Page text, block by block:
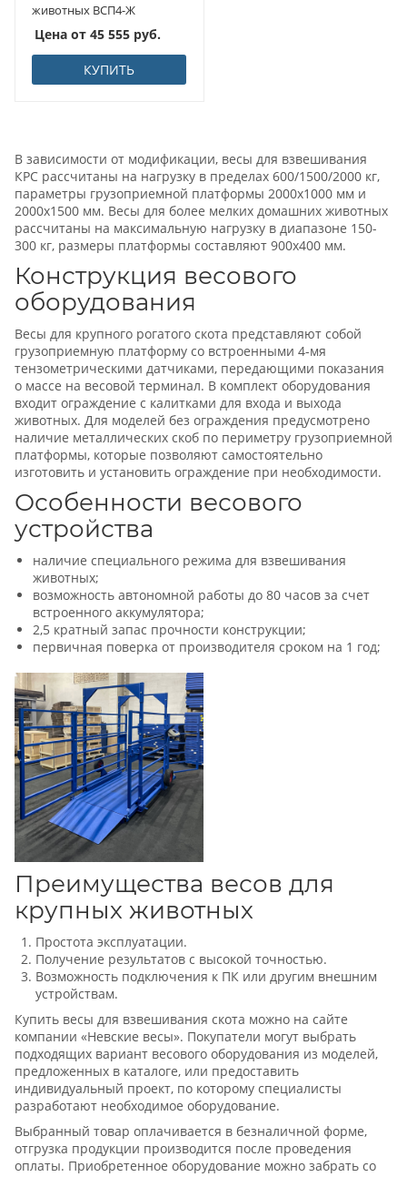
животных ВСП4-Ж
Цена от 45 555 руб.
КУПИТЬ
В зависимости от модификации, весы для взвешивания
КРС рассчитаны на нагрузку в пределах 600/1500/2000 кг,
параметры грузоприемной платформы 2000х1000 мм и
2000х1500 мм. Весы для более мелких домашних животных
рассчитаны на максимальную нагрузку в диапазоне 150-
300 кг, размеры платформы составляют 900х400 мм.
Конструкция весового
оборудования
Весы для крупного рогатого скота представляют собой
грузоприемную платформу со встроенными 4-мя
тензометрическими датчиками, передающими показания
о массе на весовой терминал. В комплект оборудования
входит ограждение с калитками для входа и выхода
животных. Для моделей без ограждения предусмотрено
наличие металлических скоб по периметру грузоприемной
платформы, которые позволяют самостоятельно
изготовить и установить ограждение при необходимости.
Особенности весового
устройства
наличие специального режима для взвешивания
животных;
возможность автономной работы до 80 часов за счет
встроенного аккумулятора;
2,5 кратный запас прочности конструкции;
первичная поверка от производителя сроком на 1 год;
Преимущества весов для
крупных животных
Простота эксплуатации.
Получение результатов с высокой точностью.
Возможность подключения к ПК или другим внешним
устройствам.
Купить весы для взвешивания скота можно на сайте
компании «Невские весы». Покупатели могут выбрать
подходящих вариант весового оборудования из моделей,
предложенных в каталоге, или предоставить
индивидуальный проект, по которому специалисты
разработают необходимое оборудование.
Выбранный товар оплачивается в безналичной форме,
отгрузка продукции производится после проведения
оплаты. Приобретенное оборудование можно забрать со